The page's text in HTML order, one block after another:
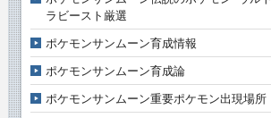
ラビースト厳選
ポケモンサンムーン育成情報
ポケモンサンムーン育成論
ポケモンサンムーン重要ポケモン出現場所